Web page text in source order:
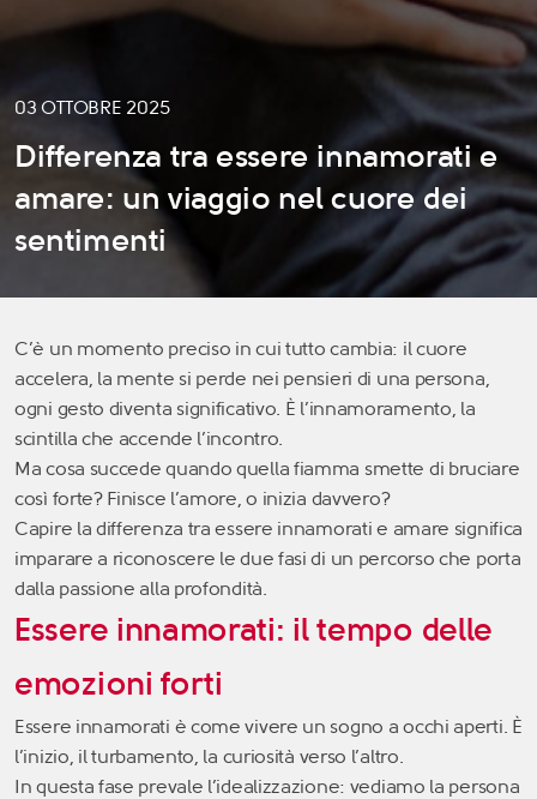
03 OTTOBRE 2025
Differenza tra essere innamorati e
amare: un viaggio nel cuore dei
sentimenti
C’è un momento preciso in cui tutto cambia: il cuore
accelera, la mente si perde nei pensieri di una persona,
ogni gesto diventa significativo. È l’innamoramento, la
scintilla che accende l’incontro.
Ma cosa succede quando quella fiamma smette di bruciare
così forte? Finisce l’amore, o inizia davvero?
Capire la differenza tra essere innamorati e amare significa
imparare a riconoscere le due fasi di un percorso che porta
dalla passione alla profondità.
Essere innamorati: il tempo delle
emozioni forti
Essere innamorati è come vivere un sogno a occhi aperti. È
l’inizio, il turbamento, la curiosità verso l’altro.
In questa fase prevale l’idealizzazione: vediamo la persona